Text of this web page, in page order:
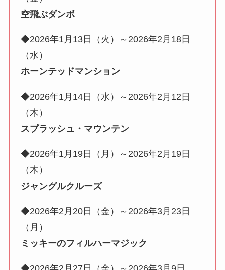
空飛ぶダンボ
◆2026年1月13日（火）～2026年2月18日
（水）
ホーンテッドマンション
◆2026年1月14日（水）～2026年2月12日
（木）
スプラッシュ・マウンテン
◆2026年1月19日（月）～2026年2月19日
（木）
ジャングルクルーズ
◆2026年2月20日（金）～2026年3月23日
（月）
ミッキーのフィルハーマジック